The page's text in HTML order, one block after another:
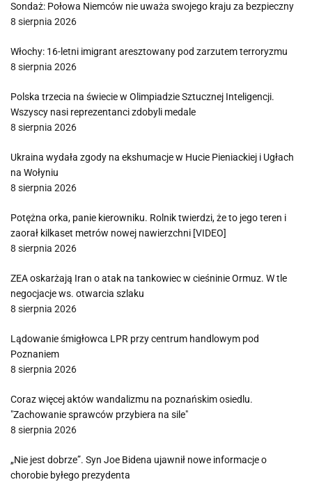
Sondaż: Połowa Niemców nie uważa swojego kraju za bezpieczny
8 sierpnia 2026
Włochy: 16-letni imigrant aresztowany pod zarzutem terroryzmu
8 sierpnia 2026
Polska trzecia na świecie w Olimpiadzie Sztucznej Inteligencji.
Wszyscy nasi reprezentanci zdobyli medale
8 sierpnia 2026
Ukraina wydała zgody na ekshumacje w Hucie Pieniackiej i Ugłach
na Wołyniu
8 sierpnia 2026
Potężna orka, panie kierowniku. Rolnik twierdzi, że to jego teren i
zaorał kilkaset metrów nowej nawierzchni [VIDEO]
8 sierpnia 2026
ZEA oskarżają Iran o atak na tankowiec w cieśninie Ormuz. W tle
negocjacje ws. otwarcia szlaku
8 sierpnia 2026
Lądowanie śmigłowca LPR przy centrum handlowym pod
Poznaniem
8 sierpnia 2026
Coraz więcej aktów wandalizmu na poznańskim osiedlu.
"Zachowanie sprawców przybiera na sile"
8 sierpnia 2026
„Nie jest dobrze”. Syn Joe Bidena ujawnił nowe informacje o
chorobie byłego prezydenta